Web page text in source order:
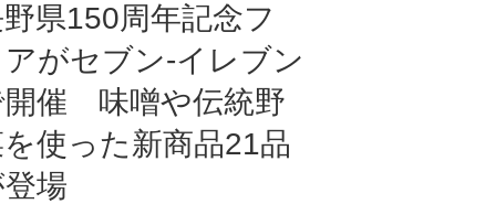
県150周年記念フ
がセブン-イレブン
開催 味噌や伝統野
使った新商品21品
場